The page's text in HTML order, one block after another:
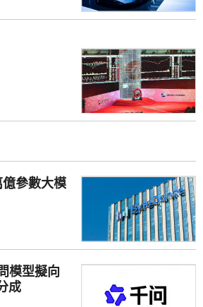
參數大模
模型擬向
成